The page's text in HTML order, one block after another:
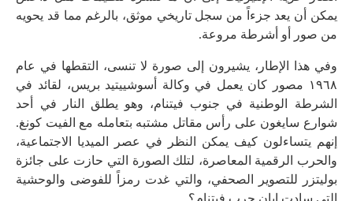
يمكن أن يعد جزءاً من سجل تاريخي موثق، بالرغم مما قد يحويه
من صور أو أشرطة مروعة.
وفي هذا الإطار، يشيرون إلى صورة لا تنسى، التقطها في عام
١٩٦٨ مصور كان يعمل في وكالة أسوشييتيد بريس، لقائد في
الشرطة الوطنية في جنوب فيتنام، وهو يطلق النار في أحد
شوارع سايغون على رأس مقاتل مشتبه بتعامله مع الفيت كونغ.
إنهم يتساءلون كيف يمكن النظر في عصر الميديا الاجتماعية،
والحرب الرقمية المعاصرة، لتلك الصورة التي حازت على جائزة
بوليتزر للتصوير الصحفي، والتي غدت رمزاً للفوضى والوحشية
التي سادت إبان حرب فيتنام؟.